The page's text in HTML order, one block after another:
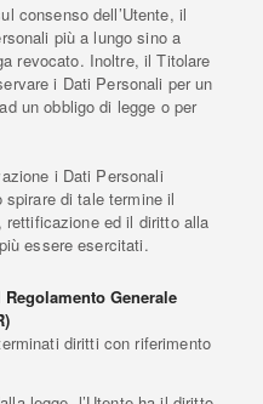
consenso dell’Utente, il
più a lungo sino a
revocato. Inoltre, il Titolare
i Dati Personali per un
un obbligo di legge o per
i Dati Personali
di tale termine il
ed il diritto alla
essere esercitati.
Generale
diritti con riferimento